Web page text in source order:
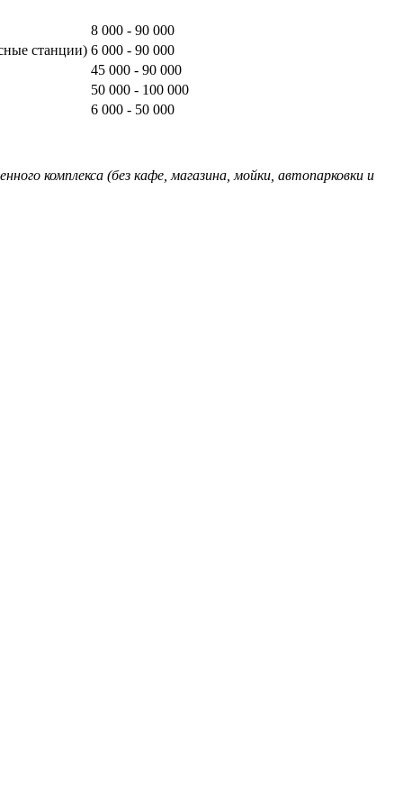
8 000 - 90 000
станции) 6 000 - 90 000
45 000 - 90 000
50 000 - 100 000
6 000 - 50 000
комплекса (без кафе, магазина, мойки, автопарковки и